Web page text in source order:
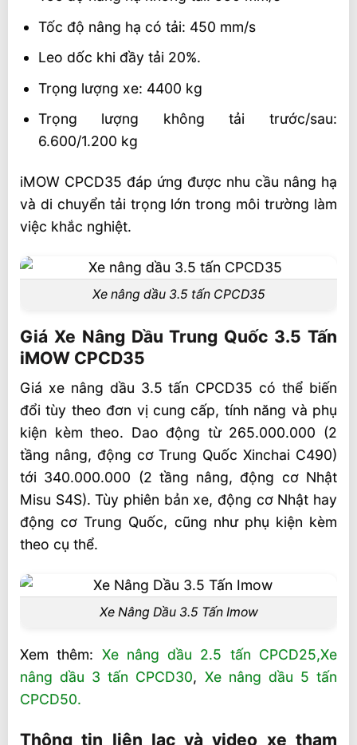
Tốc độ nâng hạ có tải: 450 mm/s
Leo dốc khi đầy tải 20%.
Trọng lượng xe: 4400 kg
Trọng lượng không tải trước/sau:
6.600/1.200 kg
iMOW CPCD35 đáp ứng được nhu cầu nâng hạ
và di chuyển tải trọng lớn trong môi trường làm
việc khắc nghiệt.
Xe nâng dầu 3.5 tấn CPCD35
Giá Xe Nâng Dầu Trung Quốc 3.5 Tấn
iMOW CPCD35
Giá xe nâng dầu 3.5 tấn CPCD35 có thể biến
đổi tùy theo đơn vị cung cấp, tính năng và phụ
kiện kèm theo. Dao động từ 265.000.000 (2
tầng nâng, động cơ Trung Quốc Xinchai C490)
tới 340.000.000 (2 tầng nâng, động cơ Nhật
Misu S4S). Tùy phiên bản xe, động cơ Nhật hay
động cơ Trung Quốc, cũng như phụ kiện kèm
theo cụ thể.
Xe Nâng Dầu 3.5 Tấn Imow
Xem thêm: Xe nâng dầu 2.5 tấn CPCD25,Xe
nâng dầu 3 tấn CPCD30, Xe nâng dầu 5 tấn
CPCD50.
Thông tin liên lạc và video xe tham